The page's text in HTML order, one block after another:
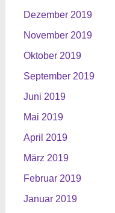
Dezember 2019
November 2019
Oktober 2019
September 2019
Juni 2019
Mai 2019
April 2019
März 2019
Februar 2019
Januar 2019